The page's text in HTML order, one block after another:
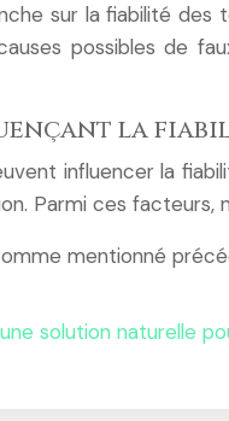
sur la fiabilité des
possibles de
la
influencer la
Parmi ces
mentionné
solution naturelle